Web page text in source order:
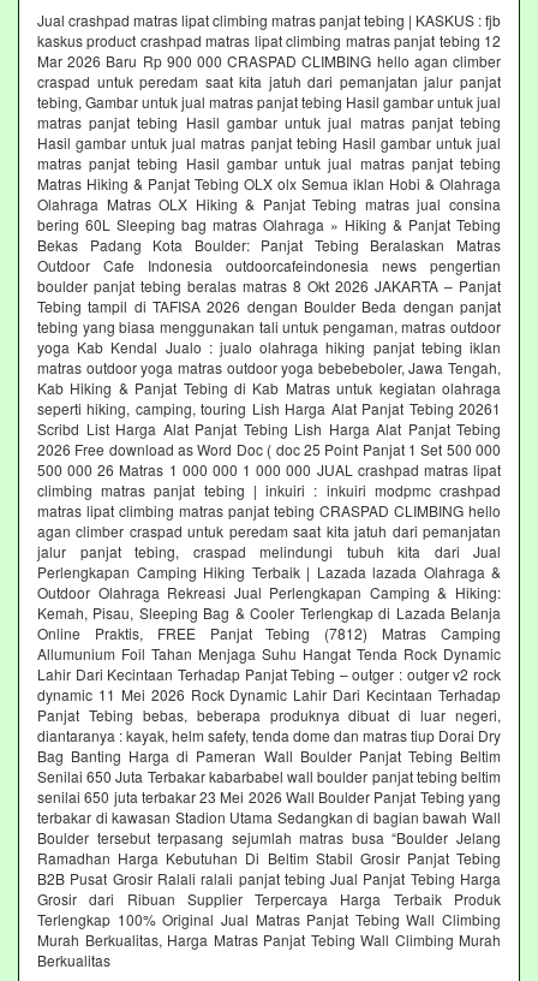
Jual crashpad matras lipat climbing matras panjat tebing | KASKUS : fjb
kaskus product crashpad matras lipat climbing matras panjat tebing 12
Mar 2026 Baru Rp 900 000 CRASPAD CLIMBING hello agan climber
craspad untuk peredam saat kita jatuh dari pemanjatan jalur panjat
tebing, Gambar untuk jual matras panjat tebing Hasil gambar untuk jual
matras panjat tebing Hasil gambar untuk jual matras panjat tebing
Hasil gambar untuk jual matras panjat tebing Hasil gambar untuk jual
matras panjat tebing Hasil gambar untuk jual matras panjat tebing
Matras Hiking & Panjat Tebing OLX olx Semua iklan Hobi & Olahraga
Olahraga Matras OLX Hiking & Panjat Tebing matras jual consina
bering 60L Sleeping bag matras Olahraga » Hiking & Panjat Tebing
Bekas Padang Kota Boulder: Panjat Tebing Beralaskan Matras
Outdoor Cafe Indonesia outdoorcafeindonesia news pengertian
boulder panjat tebing beralas matras 8 Okt 2026 JAKARTA – Panjat
Tebing tampil di TAFISA 2026 dengan Boulder Beda dengan panjat
tebing yang biasa menggunakan tali untuk pengaman, matras outdoor
yoga Kab Kendal Jualo : jualo olahraga hiking panjat tebing iklan
matras outdoor yoga matras outdoor yoga bebebeboler, Jawa Tengah,
Kab Hiking & Panjat Tebing di Kab Matras untuk kegiatan olahraga
seperti hiking, camping, touring Lish Harga Alat Panjat Tebing 20261
Scribd List Harga Alat Panjat Tebing Lish Harga Alat Panjat Tebing
2026 Free download as Word Doc ( doc 25 Point Panjat 1 Set 500 000
500 000 26 Matras 1 000 000 1 000 000 JUAL crashpad matras lipat
climbing matras panjat tebing | inkuiri : inkuiri modpmc crashpad
matras lipat climbing matras panjat tebing CRASPAD CLIMBING hello
agan climber craspad untuk peredam saat kita jatuh dari pemanjatan
jalur panjat tebing, craspad melindungi tubuh kita dari Jual
Perlengkapan Camping Hiking Terbaik | Lazada lazada Olahraga &
Outdoor Olahraga Rekreasi Jual Perlengkapan Camping & Hiking:
Kemah, Pisau, Sleeping Bag & Cooler Terlengkap di Lazada Belanja
Online Praktis, FREE Panjat Tebing (7812) Matras Camping
Allumunium Foil Tahan Menjaga Suhu Hangat Tenda Rock Dynamic
Lahir Dari Kecintaan Terhadap Panjat Tebing – outger : outger v2 rock
dynamic 11 Mei 2026 Rock Dynamic Lahir Dari Kecintaan Terhadap
Panjat Tebing bebas, beberapa produknya dibuat di luar negeri,
diantaranya : kayak, helm safety, tenda dome dan matras tiup Dorai Dry
Bag Banting Harga di Pameran Wall Boulder Panjat Tebing Beltim
Senilai 650 Juta Terbakar kabarbabel wall boulder panjat tebing beltim
senilai 650 juta terbakar 23 Mei 2026 Wall Boulder Panjat Tebing yang
terbakar di kawasan Stadion Utama Sedangkan di bagian bawah Wall
Boulder tersebut terpasang sejumlah matras busa “Boulder Jelang
Ramadhan Harga Kebutuhan Di Beltim Stabil Grosir Panjat Tebing
B2B Pusat Grosir Ralali‎ ralali panjat tebing‎ Jual Panjat Tebing Harga
Grosir dari Ribuan Supplier Terpercaya Harga Terbaik Produk
Terlengkap 100% Original Jual Matras Panjat Tebing Wall Climbing
Murah Berkualitas, Harga Matras Panjat Tebing Wall Climbing Murah
Berkualitas